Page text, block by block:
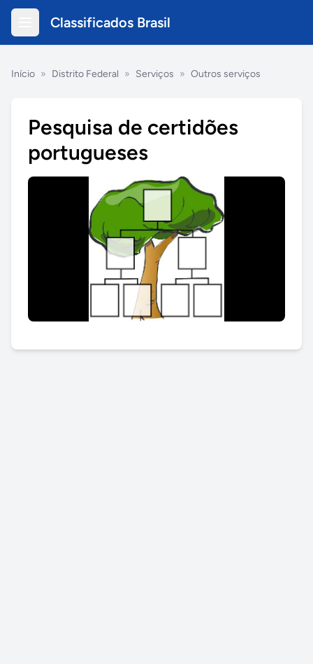
Classificados Brasil
Início » Distrito Federal » Serviços » Outros serviços
Pesquisa de certidões
portugueses